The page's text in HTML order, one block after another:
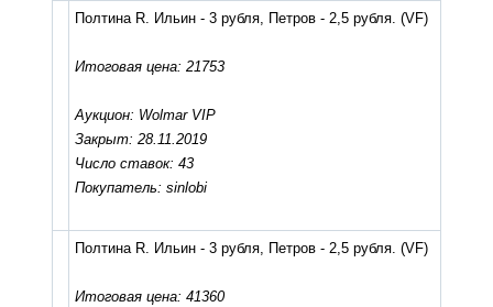
Полтина R. Ильин - 3 рубля, Петров - 2,5 рубля. (VF)
Итоговая цена: 21753
Аукцион: Wolmar VIP
Закрыт: 28.11.2019
Число ставок: 43
Покупатель: sinlobi
Полтина R. Ильин - 3 рубля, Петров - 2,5 рубля. (VF)
Итоговая цена: 41360